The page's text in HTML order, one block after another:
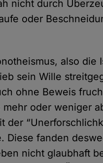
nicht durch
oder
also die
sein Wille
ohne Beweis
oder weniger
der
Diese fanden
nicht glaubhaft